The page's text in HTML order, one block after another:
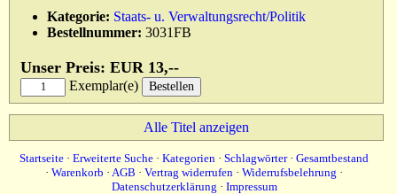
Datenschutz
Impressum
Kategorie: Staats- u. Verwaltungsrecht/Politik
Bestellnummer: 3031FB
Unser Preis: EUR 13,--
Exemplar(e)
Alle Titel anzeigen
Startseite · Erweiterte Suche · Kategorien · Schlagwörter· Gesamtbestand
· Warenkorb · AGB · Vertrag widerrufen · Widerrufsbelehrung ·
Datenschutzerklärung · Impressum